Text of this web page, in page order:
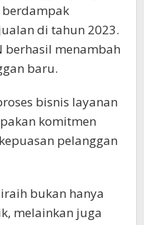
berdampak
di tahun 2023.
berhasil menambah
baru.
bisnis layanan
komitmen
pelanggan
bukan hanya
melainkan juga